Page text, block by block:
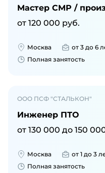
Мастер СМР /
от 120 000 руб.
Москва от 3 до 6
Полная занятость
ООО ПСФ "СТАЛЬКОН"
Инженер ПТО
от 130 000 до 150
Москва от 1 до 3
Полная занятость